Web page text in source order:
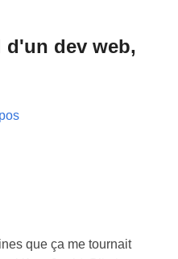
dev web,
que ça me tournait